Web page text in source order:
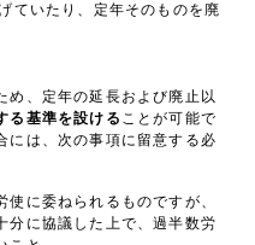
ていたり、定年そのものを廃
め、定年の延長および廃止以
る基準を設ける ことが可能で
には、次の事項に留意する必
使に委ねられるものですが、
分に協議した上で、過半数労